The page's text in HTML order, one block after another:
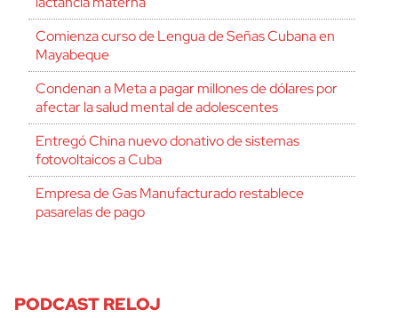
Comienza curso de Lengua de Señas Cubana en
Mayabeque
Condenan a Meta a pagar millones de dólares por
afectar la salud mental de adolescentes
Entregó China nuevo donativo de sistemas
fotovoltaicos a Cuba
Empresa de Gas Manufacturado restablece
pasarelas de pago
PODCAST RELOJ